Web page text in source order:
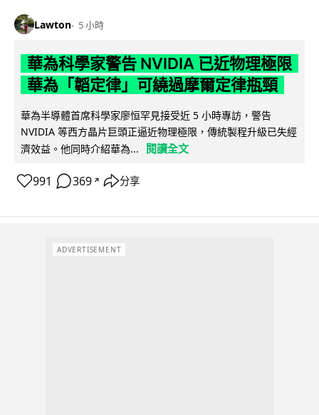
Lawton 5 小時
華為科學家警告 NVIDIA 已近物理極限
華為「韜定律」可繞過摩爾定律瓶頸
華為半導體首席科學家廖恒罕見接受近 5 小時專訪，警告
NVIDIA 等西方晶片巨頭正逼近物理極限，傳統製程升級已失經
濟效益。他同時介紹華為...
閱讀全文
991 369 ↗ 分享
ADVERTISEMENT